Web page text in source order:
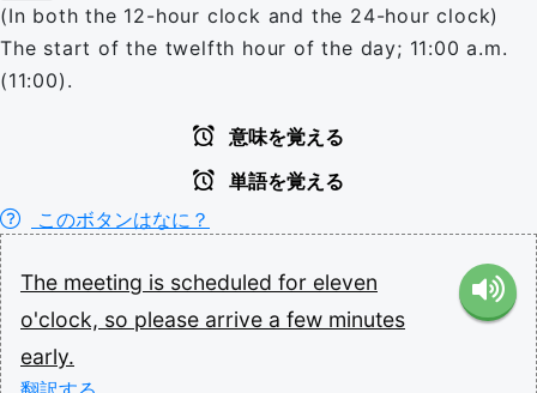
(In both the 12-hour clock and the 24-hour clock)
The start of the twelfth hour of the day; 11:00 a.m.
(11:00).
意味を覚える
単語を覚える
このボタンはなに？
The meeting is scheduled for eleven
o'clock, so please arrive a few minutes
early.